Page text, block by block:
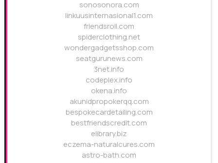
sonosonora.com
linkuusinternasional1.com
friendsroll.com
spiderclothing.net
wondergadgetsshop.com
seatgurunews.com
3net.info
codeplex.info
okena.info
akunidpropokerqq.com
bespokecardetailing.com
bestfriendscredit.com
elibrary.biz
eczema-naturalcures.com
astro-bath.com